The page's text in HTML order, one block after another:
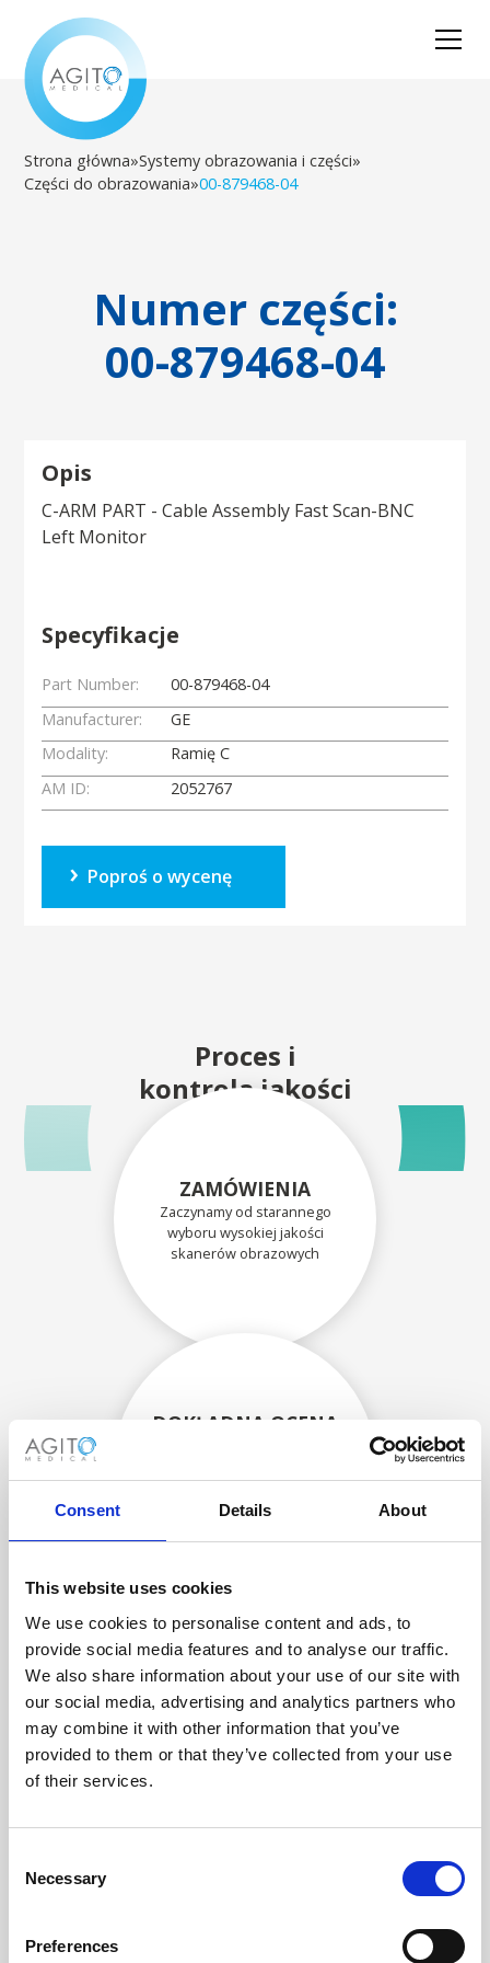
Consent Details About
This website uses cookies
We use cookies to personalise content and ads, to
provide social media features and to analyse our traffic.
We also share information about your use of our site with
our social media, advertising and analytics partners who
may combine it with other information that you’ve
provided to them or that they’ve collected from your use
of their services.
Selection
Necessary
Preferences
Strona główna»Systemy obrazowania i części»
Części do obrazowania»00-879468-04
Numer części:
00-879468-04
Opis
C-ARM PART - Cable Assembly Fast Scan-BNC
Left Monitor
Specyfikacje
Part Number:
00-879468-04
Manufacturer:
GE
Modality:
Ramię C
AM ID:
2052767
Poproś o wycenę
Proces i
kontrola jakości
ZAMÓWIENIA
Zaczynamy od starannego
wyboru wysokiej jakości
skanerów obrazowych
DOKŁADNA OCENA
doświadczonych techników.
ODZYSKIWANIE
Z OSTROŻNOŚCIĄ
Użyteczne części są
skrupulatnie odzyskiwane w
bezpiecznym środowisku ESD,
zapewniając brak uszkodzeń